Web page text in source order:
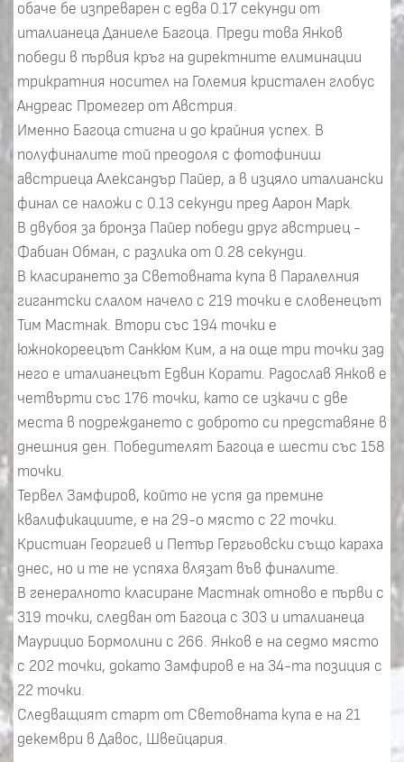
обаче бе изпреварен с едва 0.17 секунди от
италианеца Даниеле Багоца. Преди това Янков
победи в първия кръг на директните елиминации
трикратния носител на Големия кристален глобус
Андреас Промегер от Австрия.
Именно Багоца стигна и до крайния успех. В
полуфиналите той преодоля с фотофиниш
австриеца Александър Пайер, а в изцяло италиански
финал се наложи с 0.13 секунди пред Аарон Марк.
В двубоя за бронза Пайер победи друг австриец -
Фабиан Обман, с разлика от 0.28 секунди.
В класирането за Световната купа в Паралелния
гигантски слалом начело с 219 точки е словенецът
Тим Мастнак. Втори със 194 точки е
южнокореецът Санкюм Ким, а на още три точки зад
него е италианецът Едвин Корати. Радослав Янков е
четвърти със 176 точки, като се изкачи с две
места в подреждането с доброто си представяне в
днешния ден. Победителят Багоца е шести със 158
точки.
Тервел Замфиров, който не успя да премине
квалификациите, е на 29-о място с 22 точки.
Кристиан Георгиев и Петър Гергьовски също караха
днес, но и те не успяха влязат във финалите.
В генералното класиране Мастнак отново е първи с
319 точки, следван от Багоца с 303 и италианеца
Маурицио Бормолини с 266. Янков е на седмо място
с 202 точки, докато Замфиров е на 34-та позиция с
22 точки.
Следващият старт от Световната купа е на 21
декември в Давос, Швейцария.